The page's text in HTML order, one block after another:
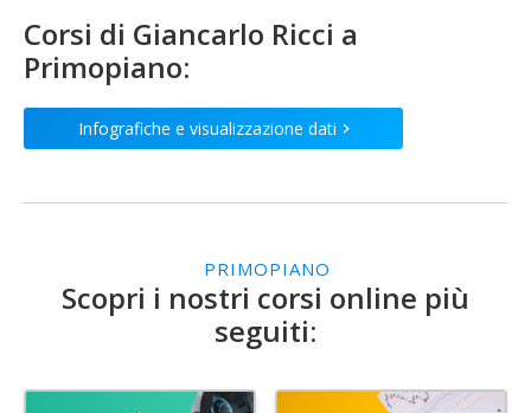
Corsi di Giancarlo Ricci a
Primopiano:
Infografiche e visualizzazione dati >
PRIMOPIANO
Scopri i nostri corsi online più
seguiti: